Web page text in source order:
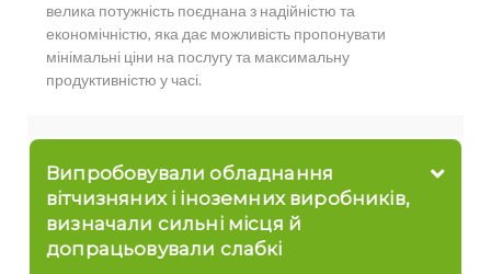
велика потужність поєднана з надійністю та
економічністю, яка дає можливість пропонувати
мінімальні ціни на послугу та максимальну
продуктивністю у часі.
Випробовували обладнання
вітчизняних і іноземних виробників,
визначали сильні місця й
допрацьовували слабкі